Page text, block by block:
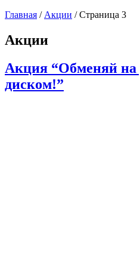
Главная / Акции /Страница 3
Акции
Акция “Обменяй на
диском!”